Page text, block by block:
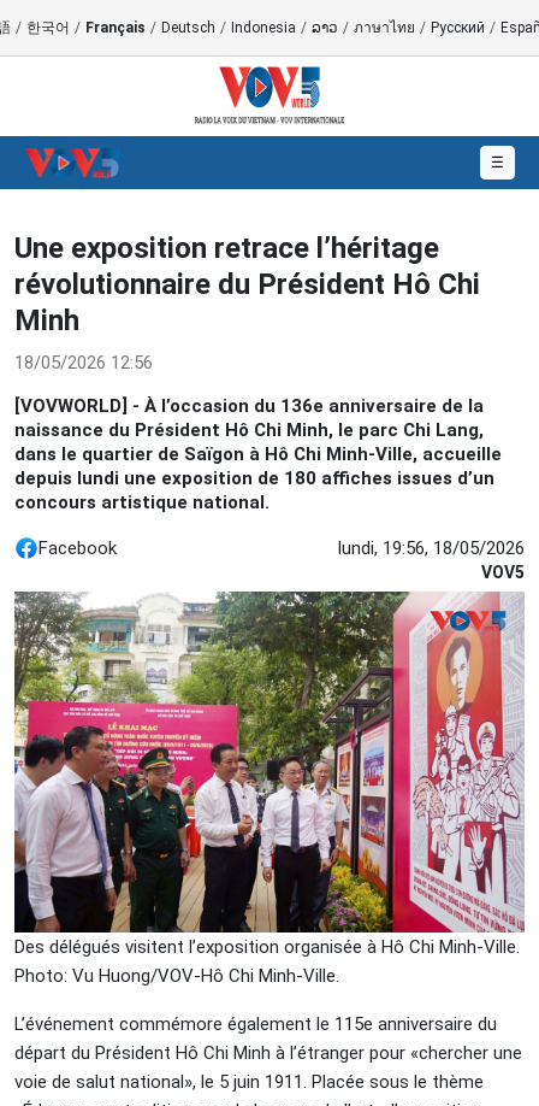
/ 한국어 / Français / Deutsch / Indonesia / ລາວ / ภาษาไทย / Русский /
☰
Une exposition retrace l’héritage
révolutionnaire du Président Hô Chi
Minh
18/05/2026 12:56
[VOVWORLD] - À l’occasion du 136e anniversaire de la
naissance du Président Hô Chi Minh, le parc Chi Lang,
dans le quartier de Saïgon à Hô Chi Minh-Ville, accueille
depuis lundi une exposition de 180 affiches issues d’un
concours artistique national.
Facebook lundi, 19:56, 18/05/2026
VOV5
Des délégués visitent l’exposition organisée à Hô Chi Minh-Ville.
Photo: Vu Huong/VOV-Hô Chi Minh-Ville.
L’événement commémore également le 115e anniversaire du
départ du Président Hô Chi Minh à l’étranger pour «chercher une
voie de salut national», le 5 juin 1911. Placée sous le thème